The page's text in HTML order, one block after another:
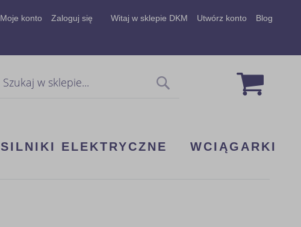
Moje konto Zaloguj się Witaj w sklepie DKM Utwórz konto Blog
Mój
SILNIKI ELEKTRYCZNE WCIĄGARKI